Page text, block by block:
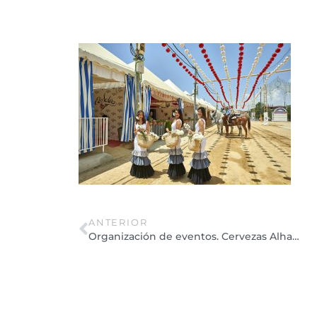
ANTERIOR
Organización de eventos. Cervezas Alhambra